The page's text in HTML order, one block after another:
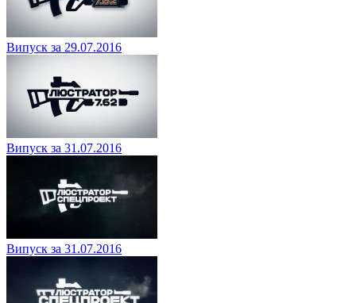
Випуск за 29.07.2016
Випуск за 31.07.2016
Випуск за 31.07.2016